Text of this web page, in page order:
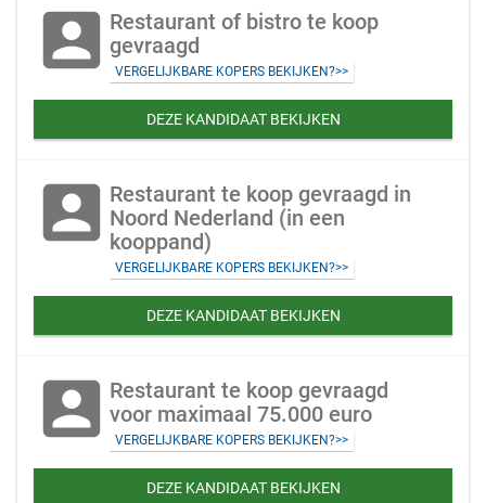
account_box Restaurant of bistro te koop
gevraagd
VERGELIJKBARE KOPERS BEKIJKEN?>>
DEZE KANDIDAAT BEKIJKEN
account_box Restaurant te koop gevraagd in
Noord Nederland (in een
kooppand)
VERGELIJKBARE KOPERS BEKIJKEN?>>
DEZE KANDIDAAT BEKIJKEN
account_box Restaurant te koop gevraagd
voor maximaal 75.000 euro
VERGELIJKBARE KOPERS BEKIJKEN?>>
DEZE KANDIDAAT BEKIJKEN